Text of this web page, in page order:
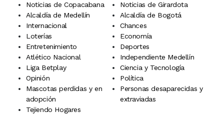
Noticias de Copacabana
Noticias de Girardota
Alcaldía de Medellín
Alcaldía de Bogotá
Internacional
Chances
Loterías
Economía
Entretenimiento
Deportes
Atlético Nacional
Independiente Medellín
Liga Betplay
Ciencia y Tecnología
Opinión
Política
Mascotas perdidas y en
adopción
Personas desaparecidas y
extraviadas
Tejiendo Hogares